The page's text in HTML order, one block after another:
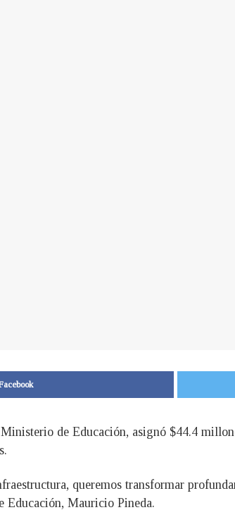
de Educación, asignó $44.4
queremos transformar
Educación, Mauricio Pineda.